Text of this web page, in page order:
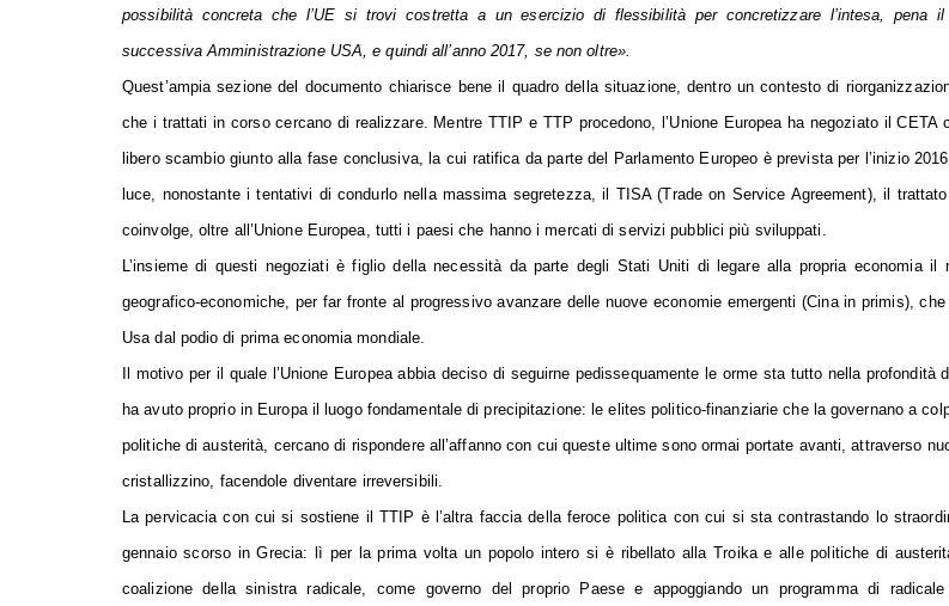
possibilità concreta che l’UE si trovi costretta a un esercizio di flessibilità per concretizzare l’intesa, pena il
successiva Amministrazione USA, e quindi all’anno 2017, se non oltre».
Quest’ampia sezione del documento chiarisce bene il quadro della situazione, dentro un contesto di
che i trattati in corso cercano di realizzare. Mentre TTIP e TTP procedono, l’Unione Europea ha negoziato il CETA
libero scambio giunto alla fase conclusiva, la cui ratifica da parte del Parlamento Europeo è prevista per l’inizio
luce, nonostante i tentativi di condurlo nella massima segretezza, il TISA (Trade on Service Agreement), il
coinvolge, oltre all’Unione Europea, tutti i paesi che hanno i mercati di servizi pubblici più sviluppati.
L’insieme di questi negoziati è figlio della necessità da parte degli Stati Uniti di legare alla propria economia il
geografico-economiche, per far fronte al progressivo avanzare delle nuove economie emergenti (Cina in primis),
Usa dal podio di prima economia mondiale.
Il motivo per il quale l’Unione Europea abbia deciso di seguirne pedissequamente le orme sta tutto nella profondità
ha avuto proprio in Europa il luogo fondamentale di precipitazione: le elites politico-finanziarie che la governano a
politiche di austerità, cercano di rispondere all’affanno con cui queste ultime sono ormai portate avanti, attraverso
cristallizzino, facendole diventare irreversibili.
La pervicacia con cui si sostiene il TTIP è l’altra faccia della feroce politica con cui si sta contrastando lo
gennaio scorso in Grecia: lì per la prima volta un popolo intero si è ribellato alla Troika e alle politiche di
coalizione della sinistra radicale, come governo del proprio Paese e appoggiando un programma di